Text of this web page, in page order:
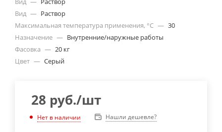
Вид — Раствор
Максимальная температура применения, °С — 30
Назначение — Внутренние/наружные работы
Фасовка — 20 кг
Цвет — Серый
28 руб./шт
Нет в наличии Нашли дешевле?